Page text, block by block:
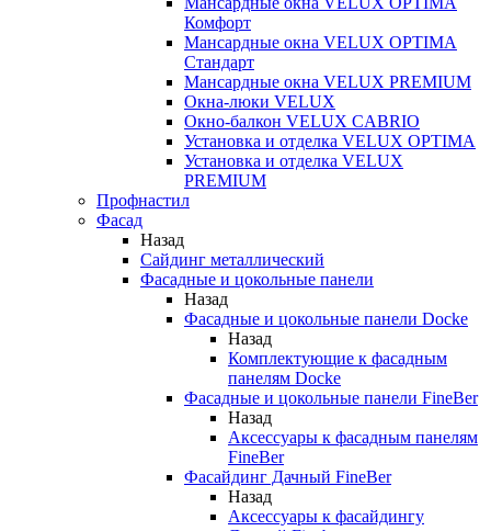
Комфорт
Мансардные окна VELUX OPTIMA
Стандарт
Мансардные окна VELUX PREMIUM
Окна-люки VELUX
Окно-балкон VELUX CABRIO
Установка и отделка VELUX OPTIMA
Установка и отделка VELUX
PREMIUM
Профнастил
Фасад
Назад
Сайдинг металлический
Фасадные и цокольные панели
Назад
Фасадные и цокольные панели Docke
Назад
Комплектующие к фасадным
панелям Docke
Фасадные и цокольные панели FineBer
Назад
Аксессуары к фасадным панелям
FineBer
Фасайдинг Дачный FineBer
Назад
Аксессуары к фасайдингу